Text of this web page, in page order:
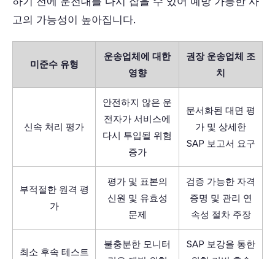
고의 가능성이 높아집니다.
미준수 유형
운송업체에 대한
영향
권장 운송업체 조
치
신속 처리 평가
안전하지 않은 운
전자가 서비스에
다시 투입될 위험
증가
문서화된 대면 평
가 및 상세한
SAP 보고서 요구
부적절한 원격 평
가
평가 및 표본의
신원 및 유효성
문제
검증 가능한 자격
증명 및 관리 연
속성 절차 주장
최소 후속 테스트
불충분한 모니터
SAP 보강을 통한